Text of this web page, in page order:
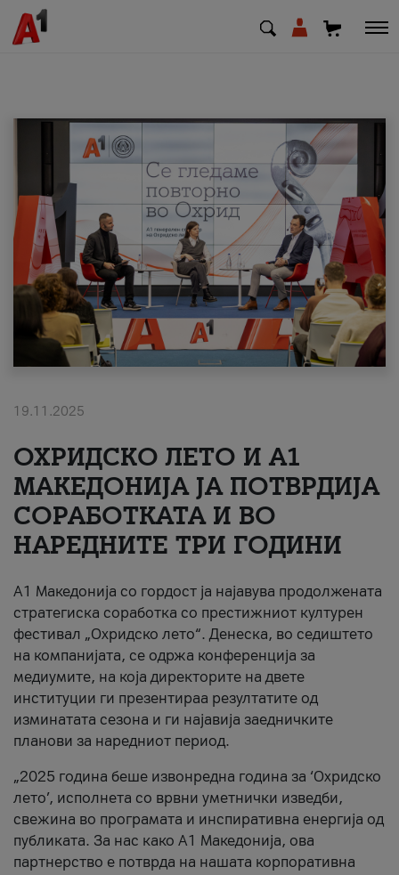
МК SQ
Приватни Деловни
Поддршка
Надополни кредит
#ПодобарОнлајн
19.11.2025
ОХРИДСКО ЛЕТО И A1
МАКЕДОНИЈА ЈА ПОТВРДИЈА
СОРАБОТКАТА И ВО
НАРЕДНИТЕ ТРИ ГОДИНИ
A1 Македонија со гордост ја најавува продолжената
стратегиска соработка со престижниот културен
фестивал „Охридско лето“. Денеска, во седиштето
на компанијата, се одржа конференција за
медиумите, на која директорите на двете
институции ги презентираа резултатите од
изминатата сезона и ги најавија заедничките
планови за наредниот период.
„2025 година беше извонредна година за ‘Охридско
лето’, исполнета со врвни уметнички изведби,
свежина во програмата и инспиративна енергија од
публиката. За нас како A1 Македонија, ова
партнерство е потврда на нашата корпоративна